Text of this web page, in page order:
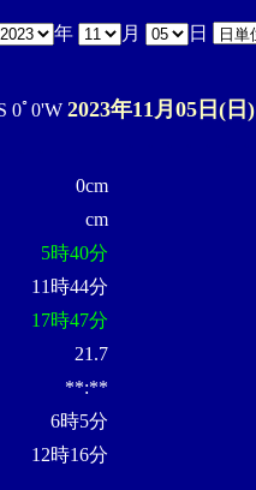
年 月 日
0ﾟ0'W 2023年11月05日(日)
0cm
cm
5時40分
11時44分
17時47分
21.7
**:**
6時5分
12時16分